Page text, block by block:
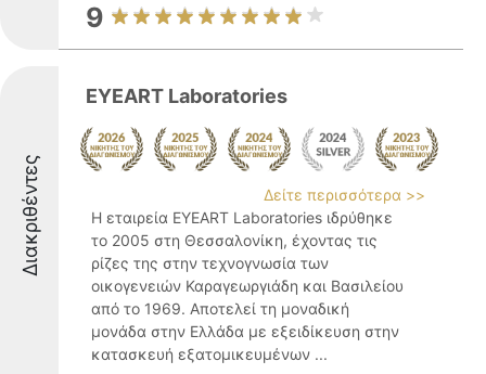
9
Διακριθέντες
EYEART Laboratories
Δείτε περισσότερα >>
Η εταιρεία EYEART Laboratories ιδρύθηκε
το 2005 στη Θεσσαλονίκη, έχοντας τις
ρίζες της στην τεχνογνωσία των
οικογενειών Καραγεωργιάδη και Βασιλείου
από το 1969. Αποτελεί τη μοναδική
μονάδα στην Ελλάδα με εξειδίκευση στην
κατασκευή εξατομικευμένων ...